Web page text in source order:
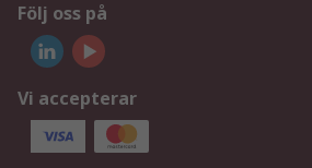
Följ oss på
Vi accepterar